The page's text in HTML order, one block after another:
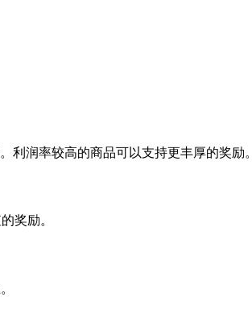
利润率较高的商品可以支持更丰厚的奖励。
奖励。